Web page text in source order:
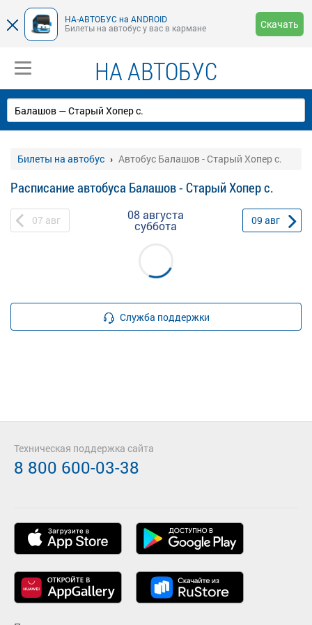
НА-АВТОБУС на ANDROID
Билеты на автобус у вас в кармане
Скачать
НА АВТОБУС
Билеты на автобус Автобус Балашов - Старый Хопер с.
Расписание автобуса Балашов - Старый Хопер с.
07 авг 08 августа
суббота 09 авг
Служба поддержки
Техническая поддержка сайта
8 800 600-03-38